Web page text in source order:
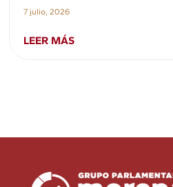
7 julio, 2026
LEER MÁS